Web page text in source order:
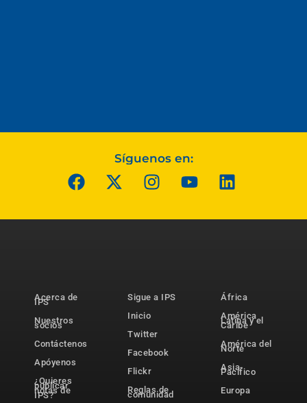
Síguenos en:
Acerca de
IPS
Nuestros
socios
Contáctenos
Apóyenos
¿Quieres
publicar
notas de
IPS?
Sigue a IPS
Inicio
Twitter
Facebook
Flickr
Reglas de
comunidad
África
América
Latina y el
Caribe
América del
Norte
Asia-
Pacífico
Europa